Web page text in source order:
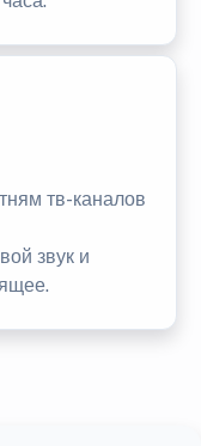
тв-каналов
звук и